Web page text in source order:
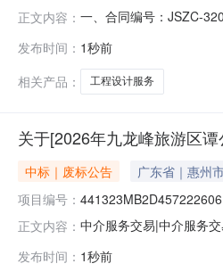
正文内容： 一、合同编号：JSZC-
省计量科学研究院（江
发布时间： 1秒前
相关产品：
工程设计服务
关于[2026年九龙峰旅游区
中标｜废标公告
广东省｜惠州
项目编号：
正文内容： 中介服务交易|中介服务
2026-08-0517:11:49
发布时间： 1秒前